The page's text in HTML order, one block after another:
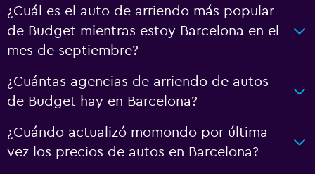
¿Cuál es el auto de arriendo más popular
de Budget mientras estoy Barcelona en el
mes de septiembre?
¿Cuántas agencias de arriendo de autos
de Budget hay en Barcelona?
¿Cuándo actualizó momondo por última
vez los precios de autos en Barcelona?